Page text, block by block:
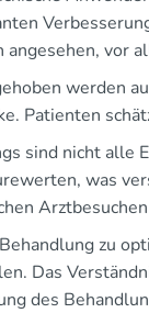
angesehen, vor
werden
Patienten
sind nicht alle
was
zu
Das
des